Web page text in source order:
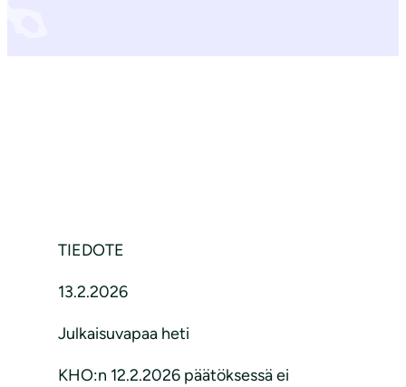
TIEDOTE
13.2.2026
Julkaisuvapaa heti
KHO:n 12.2.2026 päätöksessä ei